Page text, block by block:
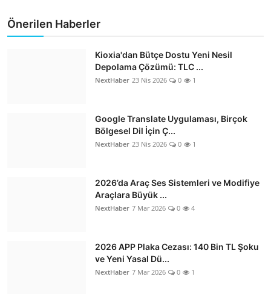
Önerilen Haberler
Kioxia'dan Bütçe Dostu Yeni Nesil
Depolama Çözümü: TLC ...
NextHaber 23 Nis 2026 0 1
Google Translate Uygulaması, Birçok
Bölgesel Dil İçin Ç...
NextHaber 23 Nis 2026 0 1
2026’da Araç Ses Sistemleri ve Modifiye
Araçlara Büyük ...
NextHaber 7 Mar 2026 0 4
2026 APP Plaka Cezası: 140 Bin TL Şoku
ve Yeni Yasal Dü...
NextHaber 7 Mar 2026 0 1